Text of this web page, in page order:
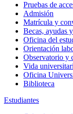
Pruebas de
Admisión
Matrícula y
Becas, ayudas
Oficina del
Orientación
Observatorio y
Vida
Oficina
Biblioteca
Estudiantes